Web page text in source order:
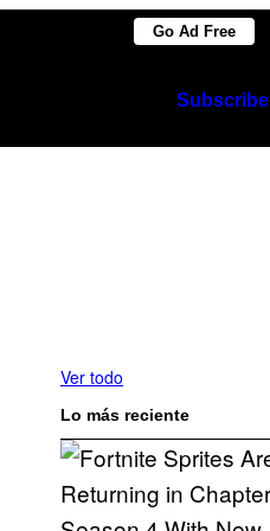
Go Ad Free
Subscribe
Ver todo
Lo más reciente